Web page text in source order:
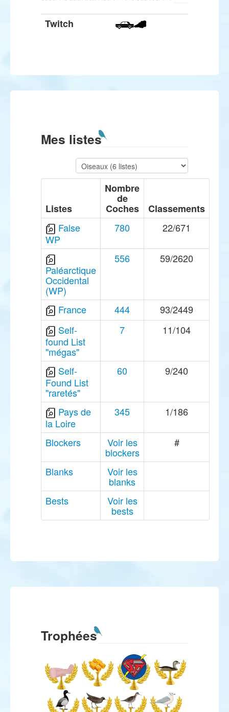
Twitch
Mes listes
Listes
Nombre
de
Coches
Classements
False
WP
780 22/671
Paléarctique
Occidental
(WP)
556 59/2620
France 444
93/2449
Self-
found List
"mégas"
7 11/104
Self-
Found List
"raretés"
60 9/240
Pays de
la Loire
345 1/186
Blockers Voir les
blockers
#
Blanks Voir les
blanks
Bests
Voir les
bests
Trophées